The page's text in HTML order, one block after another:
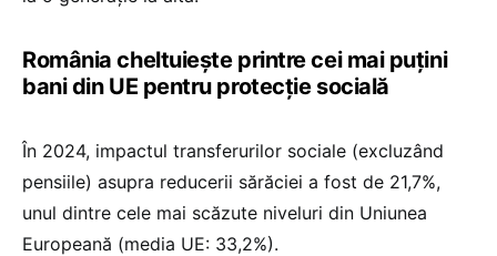
România cheltuiește printre cei mai puțini
bani din UE pentru protecție socială
În 2024, impactul transferurilor sociale (excluzând
pensiile) asupra reducerii sărăciei a fost de 21,7%,
unul dintre cele mai scăzute niveluri din Uniunea
Europeană (media UE: 33,2%).